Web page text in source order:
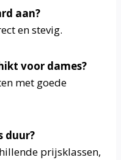
aan?
en stevig.
voor dames?
met goede
duur?
prijsklassen,